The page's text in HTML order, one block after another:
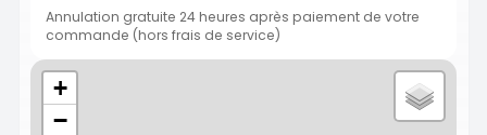
Annulation gratuite 24 heures après paiement de votre
commande (hors frais de service)
+
−